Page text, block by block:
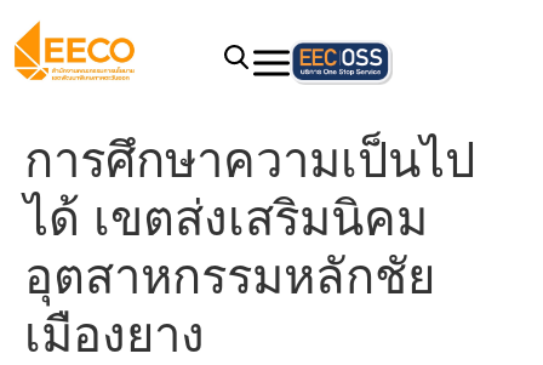
การศึกษาความเป็นไป
ได้ เขตส่งเสริมนิคม
อุตสาหกรรมหลักชัย
เมืองยาง